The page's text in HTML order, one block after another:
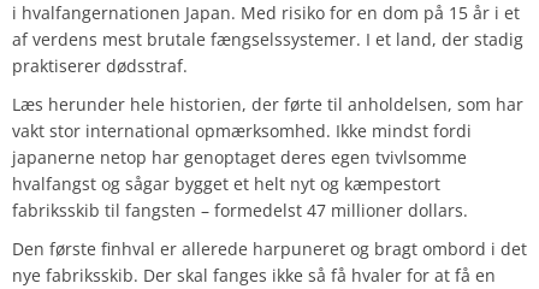
i hvalfangernationen Japan. Med risiko for en dom på 15 år i et
af verdens mest brutale fængselssystemer. I et land, der stadig
praktiserer dødsstraf.
Læs herunder hele historien, der førte til anholdelsen, som har
vakt stor international opmærksomhed. Ikke mindst fordi
japanerne netop har genoptaget deres egen tvivlsomme
hvalfangst og sågar bygget et helt nyt og kæmpestort
fabriksskib til fangsten – formedelst 47 millioner dollars.
Den første finhval er allerede harpuneret og bragt ombord i det
nye fabriksskib. Der skal fanges ikke så få hvaler for at få en